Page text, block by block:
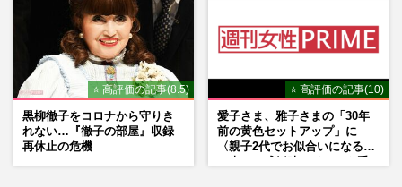
⭐ 高評価の記事(8.5)
黒柳徹子をコロナから守りき
れない…『徹子の部屋』収録
再休止の危機
⭐ 高評価の記事(10)
愛子さま、雅子さまの「30年
前の黄色セットアップ」に
〈親子2代でお似合いになる〉